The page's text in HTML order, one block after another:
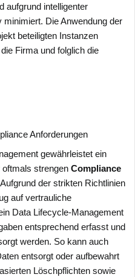
aufgrund intelligenter
minimiert. Die Anwendung der
beteiligten Instanzen
Firma und folglich die
Anforderungen
gewährleistet ein
oftmals strengen Compliance
der strikten Richtlinien
auf vertrauliche
Data Lifecycle-Management
entsprechend erfasst und
werden. So kann auch
entsorgt oder aufbewahrt
Löschpflichten sowie